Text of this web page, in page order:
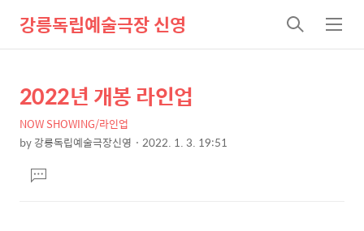
강릉독립예술극장 신영
검
색
메
뉴
상
세
컨
텐
츠
본
문
제
목
2022년 개봉 라인업
NOW SHOWING/라인업
by강릉독립예술극장신영 2022. 1. 3. 19:51
문댓
글